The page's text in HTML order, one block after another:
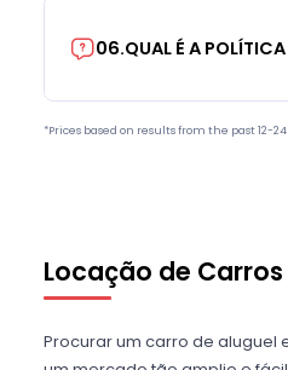
06.QUAL É A
*Prices based on results from the past 12-
Locação de
Procurar um carro de aluguel